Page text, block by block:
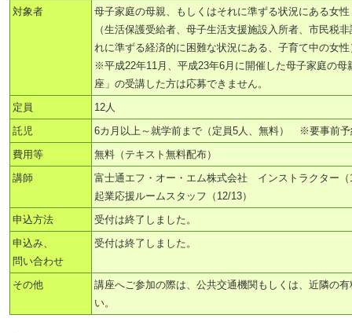
対象者
母子家庭の母親、もしくはそれに準ずる状況にある女性
（生活保護受給者、母子生活支援施設入所者、市民税
れに準ずる経済的に困難な状況にある、子育て中の女性
※平成22年11月、平成23年6月に開催した母子家庭の母
座」の受講した方は応募できません。
定員
12人
託児
6カ月以上～就学前まで（定員5人、無料） ※要事前予
費用等
無料（テキスト無料配布）
講師
富士通エフ・オー・エム株式会社 インストラクター（
起業応援ルームスタッフ（12/13）
申込方法
受付は終了しました。
申込み、
問い合わせ
受付は終了しました。
その他
講座へご参加の際は、公共交通機関もしくは、近隣の
い。